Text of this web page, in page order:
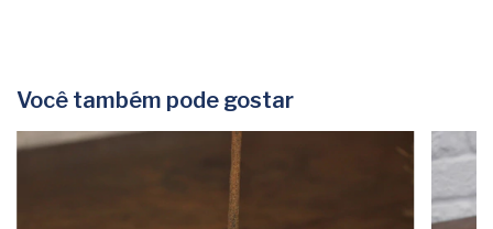
Você também pode gostar